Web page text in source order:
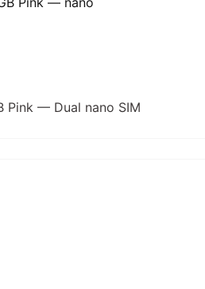
Pink — Dual nano SIM